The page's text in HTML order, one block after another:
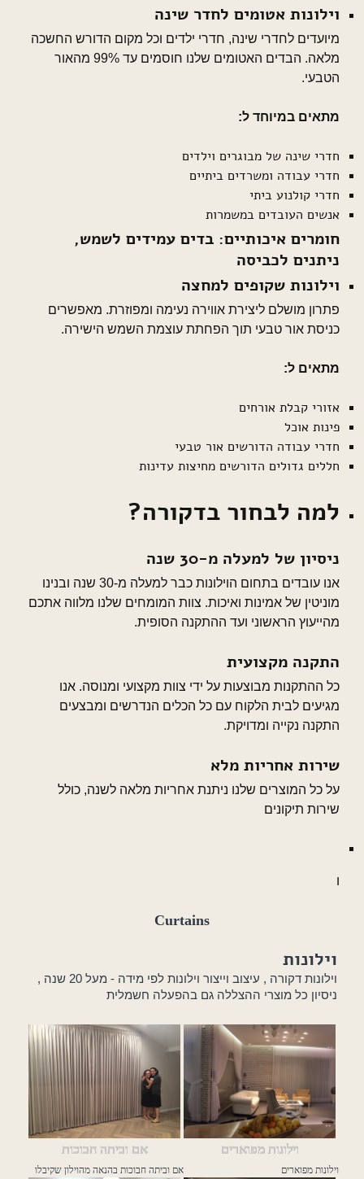
וילונות אטומים לחדר שינה
מיועדים לחדרי שינה, חדרי ילדים וכל מקום הדורש החשכה
מלאה. הבדים האטומים שלנו חוסמים עד 99% מהאור
הטבעי.
מתאים במיוחד ל:
חדרי שינה של מבוגרים וילדים
חדרי עבודה ומשרדים ביתיים
חדרי קולנוע ביתי
אנשים העובדים במשמרות
חומרים איכותיים: בדים עמידים לשמש,
ניתנים לכביסה
וילונות שקופים למחצה
פתרון מושלם ליצירת אווירה נעימה ומפוזרת. מאפשרים
כניסת אור טבעי תוך הפחתת עוצמת השמש הישירה.
מתאים ל:
אזורי קבלת אורחים
פינות אוכל
חדרי עבודה הדורשים אור טבעי
חללים גדולים הדורשים מחיצות עדינות
למה לבחור בדקורה?
ניסיון של למעלה מ-30 שנה
אנו עובדים בתחום הוילונות כבר למעלה מ-30 שנה ובנינו
מוניטין של אמינות ואיכות. צוות המומחים שלנו מלווה אתכם
מהייעוץ הראשוני ועד ההתקנה הסופית.
התקנה מקצועית
כל ההתקנות מבוצעות על ידי צוות מקצועי ומנוסה. אנו
מגיעים לבית הלקוח עם כל הכלים הנדרשים ומבצעים
התקנה נקייה ומדויקת.
שירות אחריות מלא
על כל המוצרים שלנו ניתנת אחריות מלאה לשנה, כולל
שירות תיקונים
ו
Curtains
וילונות
וילונות דקורה , עיצוב וייצור וילונות לפי מידה - מעל 20 שנה ,
ניסיון כל מוצרי ההצללה גם בהפעלה חשמלית
וילונות מפוארים
וילונות מפוארים
אם וביתה חבוכות
אם וביתה חבוכות בהנאה מהוילון שקיבלו